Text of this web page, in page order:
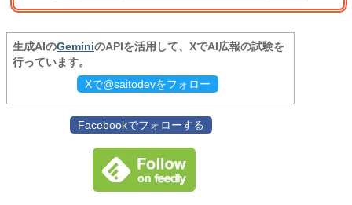
生成AIのGeminiのAPIを活用して、XでAI広報の試験を
行っています。
Xで@saitodevをフォロー
Facebookでフォローする